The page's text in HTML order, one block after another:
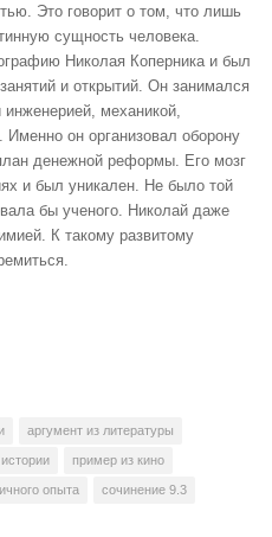
Это говорит о том, что лишь
сущность человека.
Николая Коперника и был
и открытий. Он занимался
механикой,
Именно он организовал оборону
денежной реформы. Его мозг
и был уникален. Не было той
бы ученого. Николай даже
К такому развитому
аргумент из литературы
пример из кино
опыта сочинение 9.3